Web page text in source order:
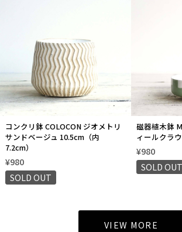
コンクリ鉢 COLOCON ジオメトリ
サンドベージュ 10.5cm（内
7.2cm）
¥980
SOLD OUT
磁器植木鉢
ィールクラ
¥980
SOLD OUT
VIEW MORE